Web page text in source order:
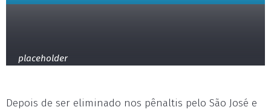
placeholder
Depois de ser eliminado nos pênaltis pelo São José e